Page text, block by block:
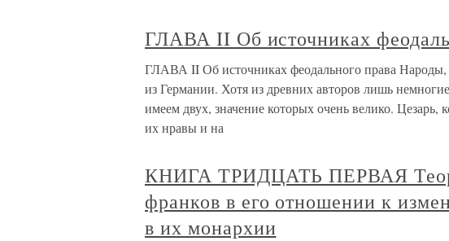
ГЛАВА II Об источниках
ГЛАВА II Об источниках феодального права
из Германии. Хотя из древних авторов лишь
имеем двух, значение которых очень велико.
их нравы и на
КНИГА ТРИДЦАТЬ ПЕРВАЯ
франков в его отношении к
в их монархии